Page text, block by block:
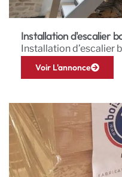
Installation d'escalier
Installation d’escalier
Voir L'annonce